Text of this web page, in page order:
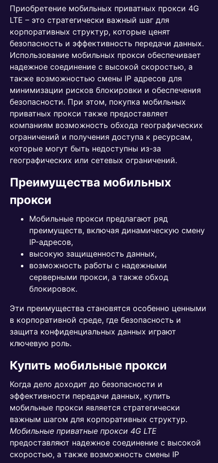
Приобретение мобильных приватных прокси 4G
LTE – это стратегически важный шаг для
корпоративных структур, которые ценят
безопасность и эффективность передачи данных.
Использование мобильных прокси обеспечивает
надежное соединение с высокой скоростью, а
также возможностью смены IP адресов для
минимизации рисков блокировки и обеспечения
безопасности. При этом, покупка мобильных
приватных прокси также предоставляет
компаниям возможность обхода географических
ограничений и получения доступа к ресурсам,
которые могут быть недоступны из-за
географических или сетевых ограничений.
Преимущества мобильных
прокси
Мобильные прокси предлагают ряд
преимуществ, включая динамическую смену
IP-адресов,
высокую защищенность данных,
возможность работы с надежными
серверными прокси, а также обход
блокировок.
Эти преимущества становятся особенно ценными
в корпоративной среде, где безопасность и
защита конфиденциальных данных играют
ключевую роль.
Купить мобильные прокси
Когда дело доходит до безопасности и
эффективности передачи данных, купить
мобильные прокси является стратегически
важным шагом для корпоративных структур.
Мобильные приватные прокси 4G LTE
предоставляют надежное соединение с высокой
скоростью, а также возможность смены IP